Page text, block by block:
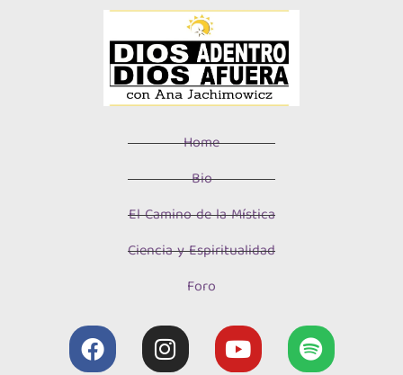
Home
Bio
El Camino de la Mística
Ciencia y Espiritualidad
Foro